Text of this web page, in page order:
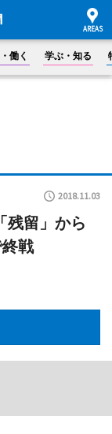
働く 学ぶ・知る
2018.11.03
残留」から
戦